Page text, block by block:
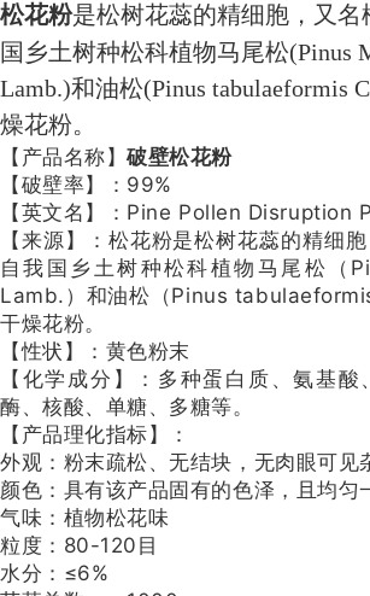
松花粉是松树花蕊的精细胞，又名
国乡土树种松科植物马尾松(Pinus
Lamb.)和油松(Pinus tabulaeformis
燥花粉。
【产品名称】破壁松花粉
【破壁率】：99%
【英文名】：Pine Pollen Disruption
【来源】：松花粉是松树花蕊的精细
自我国乡土树种松科植物马尾松（
Lamb.）和油松（Pinus
干燥花粉。
【性状】：黄色粉末
【化学成分】：多种蛋白质、氨基
酶、核酸、单糖、多糖等。
【产品理化指标】：
外观：粉末疏松、无结块，无肉眼可见
颜色：具有该产品固有的色泽，且均匀
气味：植物松花味
粒度：80-120目
水分：≤6%